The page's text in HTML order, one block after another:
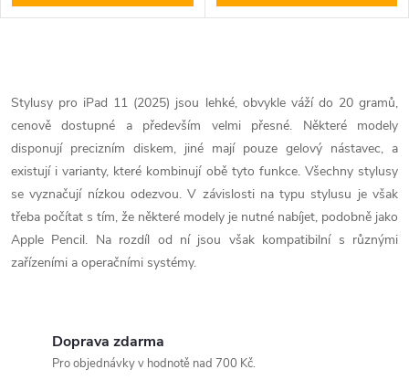
v
l
á
d
a
Stylusy pro iPad 11 (2025) jsou lehké, obvykle váží do 20 gramů,
cenově dostupné a především velmi přesné. Některé modely
disponují precizním diskem, jiné mají pouze gelový nástavec, a
existují i varianty, které kombinují obě tyto funkce. Všechny stylusy
se vyznačují nízkou odezvou. V závislosti na typu stylusu je však
třeba počítat s tím, že některé modely je nutné nabíjet, podobně jako
Apple Pencil. Na rozdíl od ní jsou však kompatibilní s různými
zařízeními a operačními systémy.
Doprava zdarma
Pro objednávky v hodnotě nad 700 Kč.